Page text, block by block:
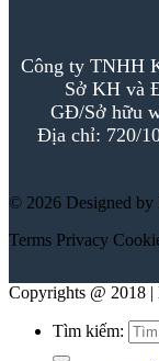
Công ty TNHH
Sở KH và
GĐ/Sở hữu
Địa chỉ: 720/
© 2026 Designed
Terms Privacy
Copyrights @ 2018
Tìm kiếm: